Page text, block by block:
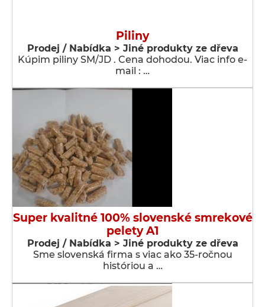
Piliny
Prodej / Nabídka > Jiné produkty ze dřeva
Kúpim piliny SM/JD . Cena dohodou. Viac info e-
mail : …
Super kvalitné 100% slovenské smrekové
pelety A1
Prodej / Nabídka > Jiné produkty ze dřeva
Sme slovenská firma s viac ako 35-ročnou
históriou a …